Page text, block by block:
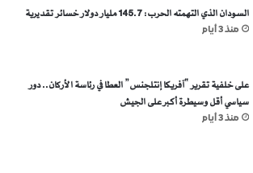
السودان الذي التهمته الحرب: 145.7 مليار دولار خسائر تقديرية
منذ 3 أيام
على خلفية تقرير “آفريكا إنتلجنس” العطا في رئاسة الأركان.. دور
سياسي أقل وسيطرة أكبر على الجيش
منذ 3 أيام